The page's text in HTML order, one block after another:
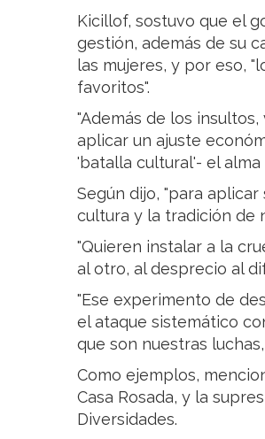
Kicillof, sostuvo que el
gestión, además de su
las mujeres, y por eso,
favoritos".
"Además de los
aplicar un ajuste
'batalla cultural'- el
Según dijo, "para
cultura y la tradición de
"Quieren instalar a la
al otro, al desprecio al
"Ese experimento de
el ataque sistemático
que son nuestras
Como ejemplos,
Casa Rosada, y la
Diversidades.